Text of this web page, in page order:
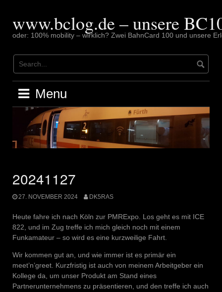
contentwww.bclog.de – unsere
oder: 100% mobility – wirklich? Zwei BahnCard 100 und unsere
Menu
20241127
27. NOVEMBER 2024 DK5RAS
Heute fahre ich nach Köln zur PMRExpo. Los geht es mit ICE
822, und im Zug treffe ich mich gleich noch mit einem
Funkamateur – so wird es eine kurzweilige Fahrt.
Wir kommen gut an, und wie immer ist es primär ein
meet’n’greet. Kurzfristig ist auch von meinem Arbeitgeber ein
Kollege da, um unser Produkt am Stand eines
Partnerunternehmens zu präsentieren, und den treffe ich auch